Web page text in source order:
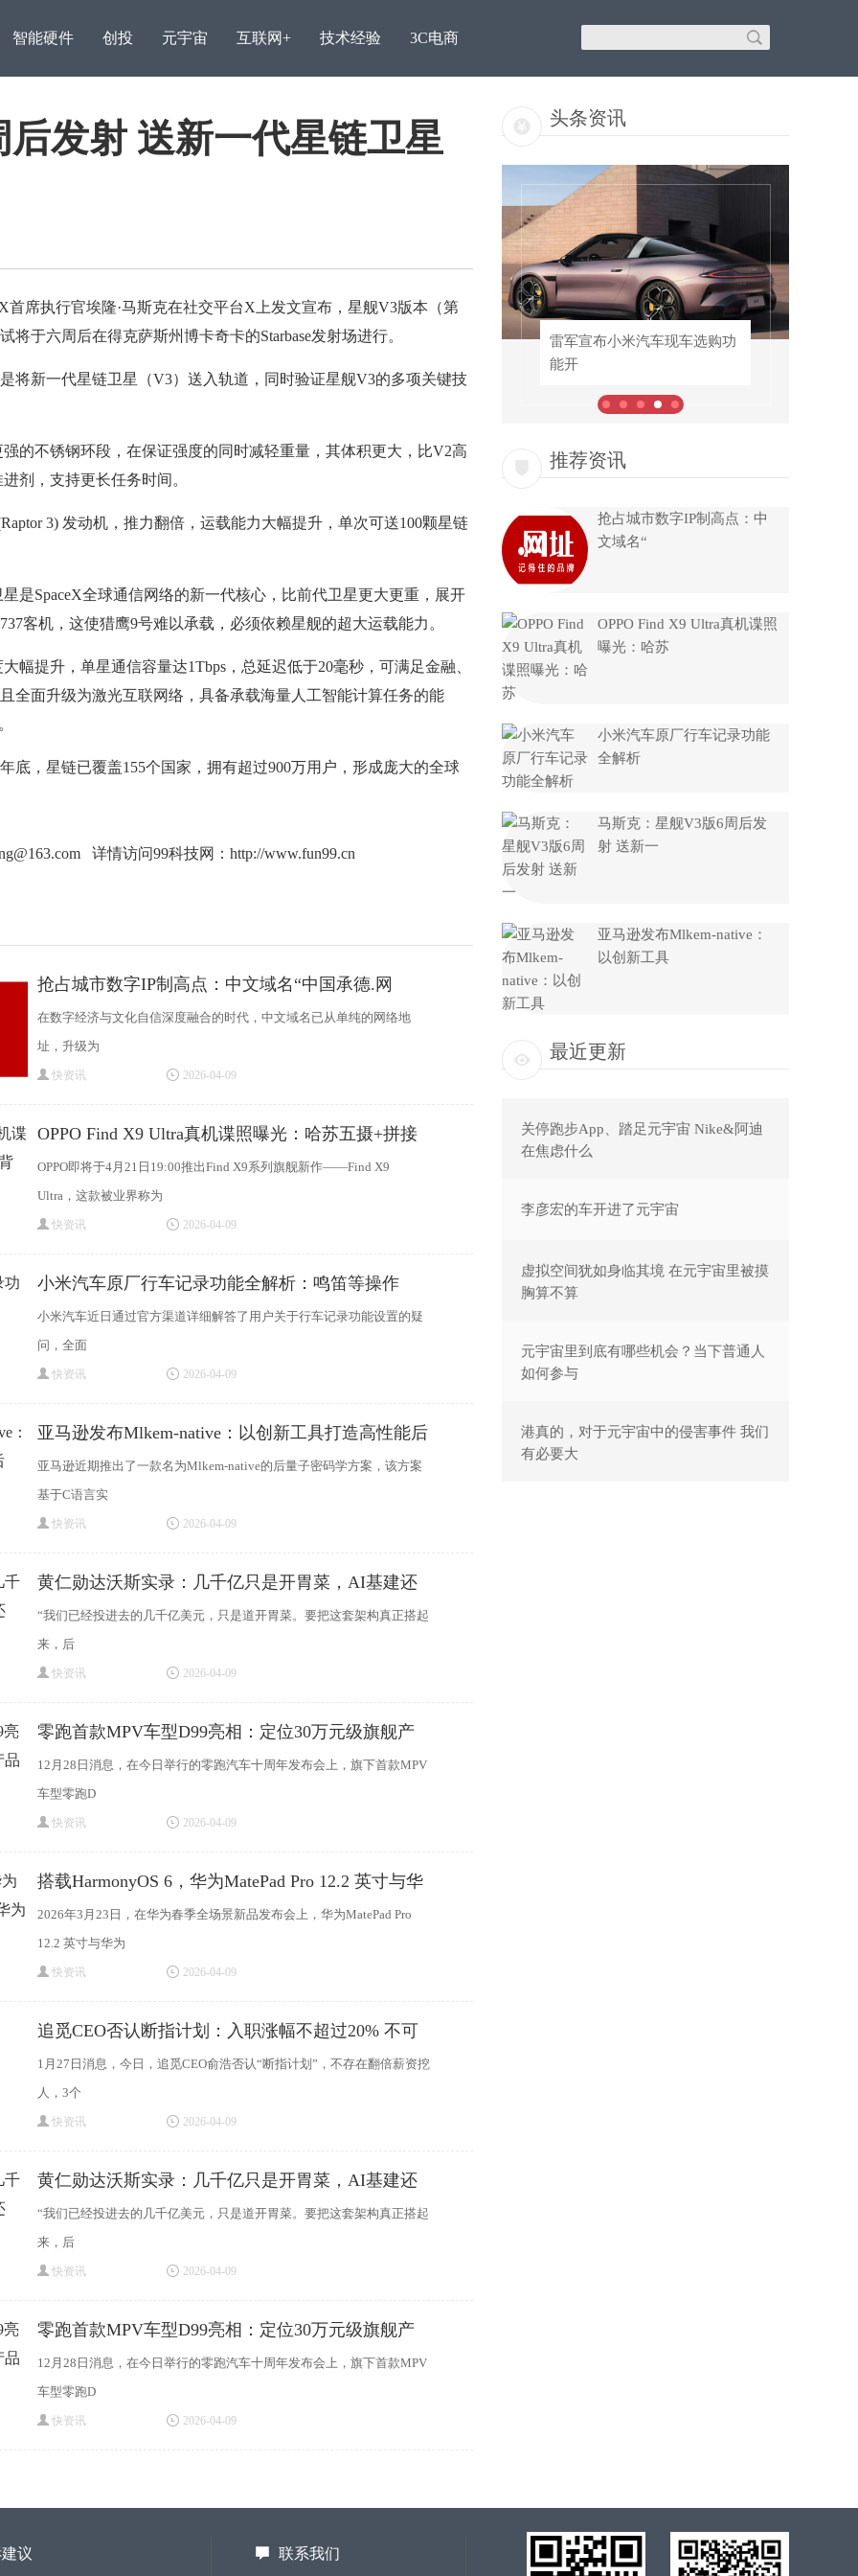
智能硬件 创投 元宇宙 互联网+ 技术经验 3C电商
发射 送新一代星链卫星
席执行官埃隆·马斯克在社交平台X上发文宣布，星舰V3版本（第
将于六周后在得克萨斯州博卡奇卡的Starbase发射场进行。
新一代星链卫星（V3）送入轨道，同时验证星舰V3的多项关键技
不锈钢环段，在保证强度的同时减轻重量，其体积更大，比V2高
剂，支持更长任务时间。
3) 发动机，推力翻倍，运载能力大幅提升，单次可送100颗星链
SpaceX全球通信网络的新一代核心，比前代卫星更大更重，展开
客机，这使猎鹰9号难以承载，必须依赖星舰的超大运载能力。
提升，单星通信容量达1Tbps，总延迟低于20毫秒，可满足金融、
全面升级为激光互联网络，具备承载海量人工智能计算任务的能
，星链已覆盖155个国家，拥有超过900万用户，形成庞大的全球
详情访问99科技网： http://www.fun99.cn
抢占城市数字IP制高点：中文域名“中国承德.网
在数字经济与文化自信深度融合的时代，中文域名已从单纯的网络地
址，升级为
快资讯 2026-04-09
OPPO Find X9 Ultra真机谍照曝光：哈苏五摄+拼接
背壳
OPPO即将于4月21日19:00推出Find X9系列旗舰新作——Find X9
Ultra，这款被业界称为
快资讯 2026-04-09
小米汽车原厂行车记录功能全解析：鸣笛等操作
小米汽车近日通过官方渠道详细解答了用户关于行车记录功能设置的疑
问，全面
快资讯 2026-04-09
亚马逊发布Mlkem-native：以创新工具打造高性能后
亚马逊近期推出了一款名为Mlkem-native的后量子密码学方案，该方案
基于C语言实
快资讯 2026-04-09
黄仁勋达沃斯实录：几千亿只是开胃菜，AI基建还
“我们已经投进去的几千亿美元，只是道开胃菜。要把这套架构真正搭起
来，后
快资讯 2026-04-09
零跑首款MPV车型D99亮相：定位30万元级旗舰产
品
12月28日消息，在今日举行的零跑汽车十周年发布会上，旗下首款MPV
车型零跑D
快资讯 2026-04-09
搭载HarmonyOS 6，华为MatePad Pro 12.2 英寸与华
为Mat
2026年3月23日，在华为春季全场景新品发布会上，华为MatePad Pro
12.2 英寸与华为
快资讯 2026-04-09
追觅CEO否认断指计划：入职涨幅不超过20% 不可
能
1月27日消息，今日，追觅CEO俞浩否认“断指计划”，不存在翻倍薪资挖
人，3个
快资讯 2026-04-09
黄仁勋达沃斯实录：几千亿只是开胃菜，AI基建还
“我们已经投进去的几千亿美元，只是道开胃菜。要把这套架构真正搭起
来，后
快资讯 2026-04-09
零跑首款MPV车型D99亮相：定位30万元级旗舰产
品
12月28日消息，在今日举行的零跑汽车十周年发布会上，旗下首款MPV
车型零跑D
快资讯 2026-04-09
头条资讯
王自如再陷债务纠纷，因246
雷军宣布小米汽车现车选购功
能开
雷军宣布小米汽车现车选购功
能开
推荐资讯
抢占城市数字IP制高点：中
文域名“
OPPO Find X9 Ultra真机谍照
曝光：哈苏
小米汽车原厂行车记录功能
全解析
马斯克：星舰V3版6周后发
射 送新一
亚马逊发布Mlkem-native：
以创新工具
最近更新
关停跑步App、踏足元宇宙 Nike&阿迪
在焦虑什么
李彦宏的车开进了元宇宙
虚拟空间犹如身临其境 在元宇宙里被摸
胸算不算
元宇宙里到底有哪些机会？当下普通人
如何参与
港真的，对于元宇宙中的侵害事件 我们
有必要大
议 联系我们